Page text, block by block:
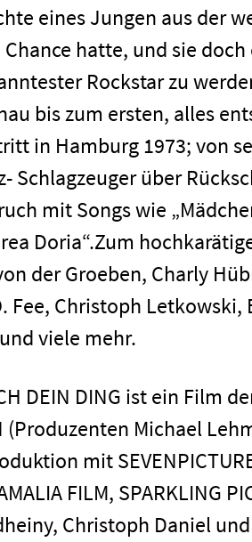
eines Jungen aus der
hatte, und sie
Rockstar zu
bis zum ersten, alles
in Hamburg 1973; von
Schlagzeuger über
mit Songs wie
Doria“.Zum
der Groeben, Charly
Fee, Christoph
und viele mehr.
DEIN DING ist ein Film
(Produzenten Michael
mit
FILM, SPARKLING
Christoph Daniel